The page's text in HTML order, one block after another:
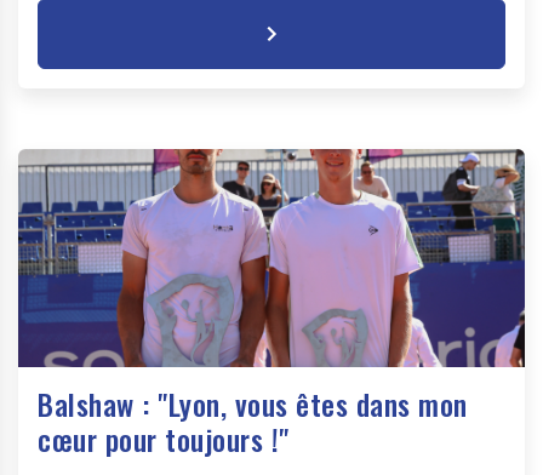
Balshaw : "Lyon, vous êtes dans mon
cœur pour toujours !"